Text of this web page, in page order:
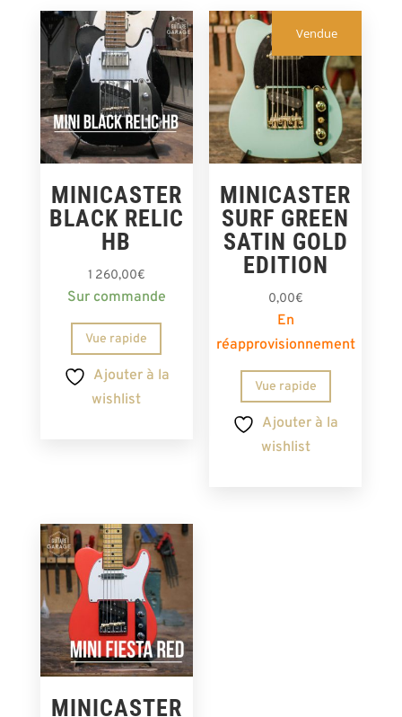
MINICASTER
BLACK RELIC
HB
1 260,00€
Sur commande
Vue rapide
Ajouter à la
wishlist
Vendue
MINICASTER
SURF GREEN
SATIN GOLD
EDITION
0,00€
En
réapprovisionnement
Vue rapide
Ajouter à la
wishlist
MINICASTER